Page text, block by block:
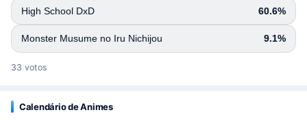
High School DxD 60.6%
Monster Musume no Iru Nichijou 9.1%
33 votos
Calendário de Animes